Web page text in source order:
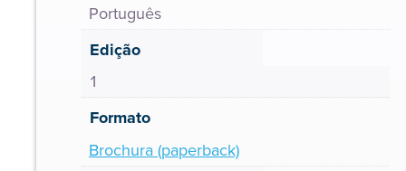
Português
Edição
1
Formato
Brochura (paperback)